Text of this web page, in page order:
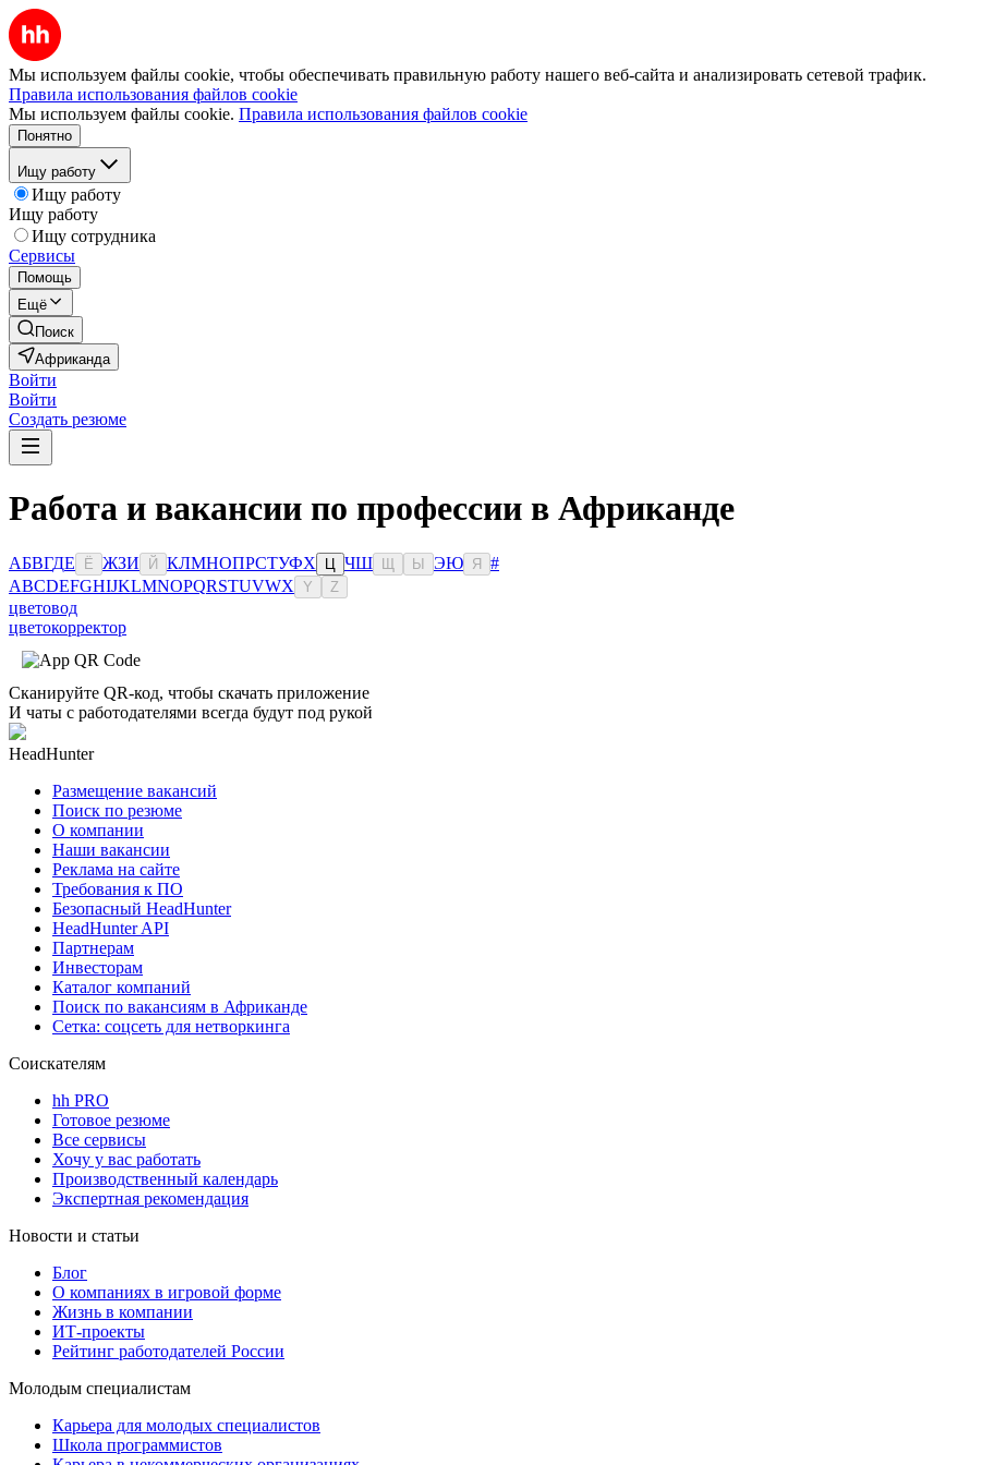
Мы используем файлы cookie, чтобы обеспечивать правильную работу нашего веб-сайта и анализировать сетевой трафик.
Правила использования файлов cookie
Мы используем файлы cookie. Правила использования файлов cookie
Понятно
Ищу работу
Ищу работу
Ищу работу
Ищу сотрудника
Сервисы
Помощь
Ещё
Поиск
Африканда
Войти
Войти
Создать резюме
Работа и вакансии по профессии в Африканде
АБВГДЕ Ё ЖЗИ Й КЛМНОПРСТУФХ ЧШ Ы ЭЮ Я
#
ABCDEFGHIJKLMNOPQRSTUVWX Y Z
цветовод
цветокорректор
Сканируйте QR-код, чтобы скачать приложение
И чаты с работодателями всегда будут под рукой
HeadHunter
Размещение вакансий
Поиск по резюме
О компании
Наши вакансии
Реклама на сайте
Требования к ПО
Безопасный HeadHunter
HeadHunter API
Партнерам
Инвесторам
Каталог компаний
Поиск по вакансиям в Африканде
Сетка: соцсеть для нетворкинга
Соискателям
hh PRO
Готовое резюме
Все сервисы
Хочу у вас работать
Производственный календарь
Экспертная рекомендация
Новости и статьи
Блог
О компаниях в игровой форме
Жизнь в компании
ИТ-проекты
Рейтинг работодателей России
Молодым специалистам
Карьера для молодых специалистов
Школа программистов